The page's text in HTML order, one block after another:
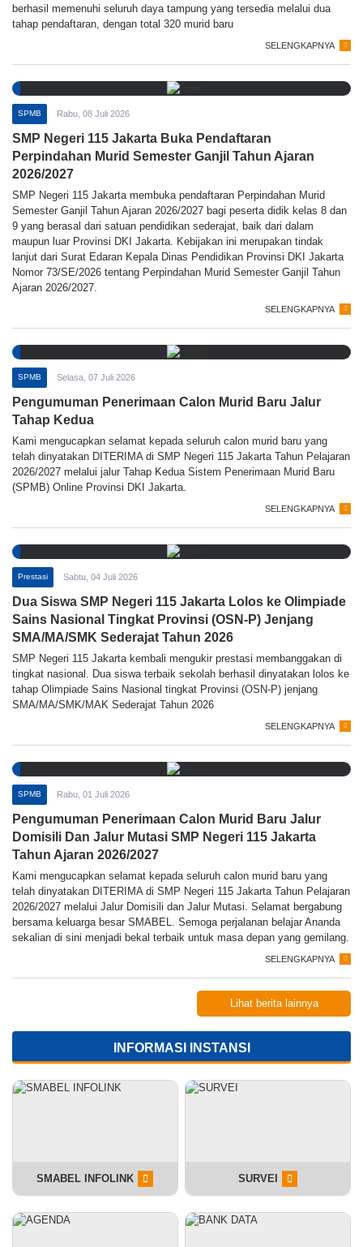
berhasil memenuhi seluruh daya tampung yang tersedia melalui dua
tahap pendaftaran, dengan total 320 murid baru
SELENGKAPNYA
SPMB Rabu, 08 Juli 2026
SMP Negeri 115 Jakarta Buka Pendaftaran
Perpindahan Murid Semester Ganjil Tahun Ajaran
2026/2027
SMP Negeri 115 Jakarta membuka pendaftaran Perpindahan Murid
Semester Ganjil Tahun Ajaran 2026/2027 bagi peserta didik kelas 8 dan
9 yang berasal dari satuan pendidikan sederajat, baik dari dalam
maupun luar Provinsi DKI Jakarta. Kebijakan ini merupakan tindak
lanjut dari Surat Edaran Kepala Dinas Pendidikan Provinsi DKI Jakarta
Nomor 73/SE/2026 tentang Perpindahan Murid Semester Ganjil Tahun
Ajaran 2026/2027.
SELENGKAPNYA
SPMB Selasa, 07 Juli 2026
Pengumuman Penerimaan Calon Murid Baru Jalur
Tahap Kedua
Kami mengucapkan selamat kepada seluruh calon murid baru yang
telah dinyatakan DITERIMA di SMP Negeri 115 Jakarta Tahun Pelajaran
2026/2027 melalui jalur Tahap Kedua Sistem Penerimaan Murid Baru
(SPMB) Online Provinsi DKI Jakarta.
SELENGKAPNYA
Prestasi Sabtu, 04 Juli 2026
Dua Siswa SMP Negeri 115 Jakarta Lolos ke Olimpiade
Sains Nasional Tingkat Provinsi (OSN-P) Jenjang
SMA/MA/SMK Sederajat Tahun 2026
SMP Negeri 115 Jakarta kembali mengukir prestasi membanggakan di
tingkat nasional. Dua siswa terbaik sekolah berhasil dinyatakan lolos ke
tahap Olimpiade Sains Nasional tingkat Provinsi (OSN-P) jenjang
SMA/MA/SMK/MAK Sederajat Tahun 2026
SELENGKAPNYA
SPMB Rabu, 01 Juli 2026
Pengumuman Penerimaan Calon Murid Baru Jalur
Domisili Dan Jalur Mutasi SMP Negeri 115 Jakarta
Tahun Ajaran 2026/2027
Kami mengucapkan selamat kepada seluruh calon murid baru yang
telah dinyatakan DITERIMA di SMP Negeri 115 Jakarta Tahun Pelajaran
2026/2027 melalui Jalur Domisili dan Jalur Mutasi. Selamat bergabung
bersama keluarga besar SMABEL. Semoga perjalanan belajar Ananda
sekalian di sini menjadi bekal terbaik untuk masa depan yang gemilang.
SELENGKAPNYA
Lihat berita lainnya
INFORMASI INSTANSI
SMABEL INFOLINK SURVEI